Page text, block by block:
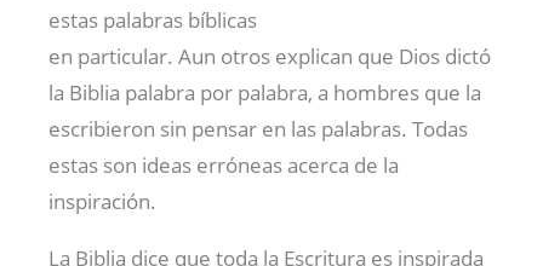
estas palabras bíblicas
en particular. Aun otros explican que Dios dictó
la Biblia palabra por palabra, a hombres que la
escribieron sin pensar en las palabras. Todas
estas son ideas erróneas acerca de la
inspiración.
La Biblia dice que toda la Escritura es inspirada